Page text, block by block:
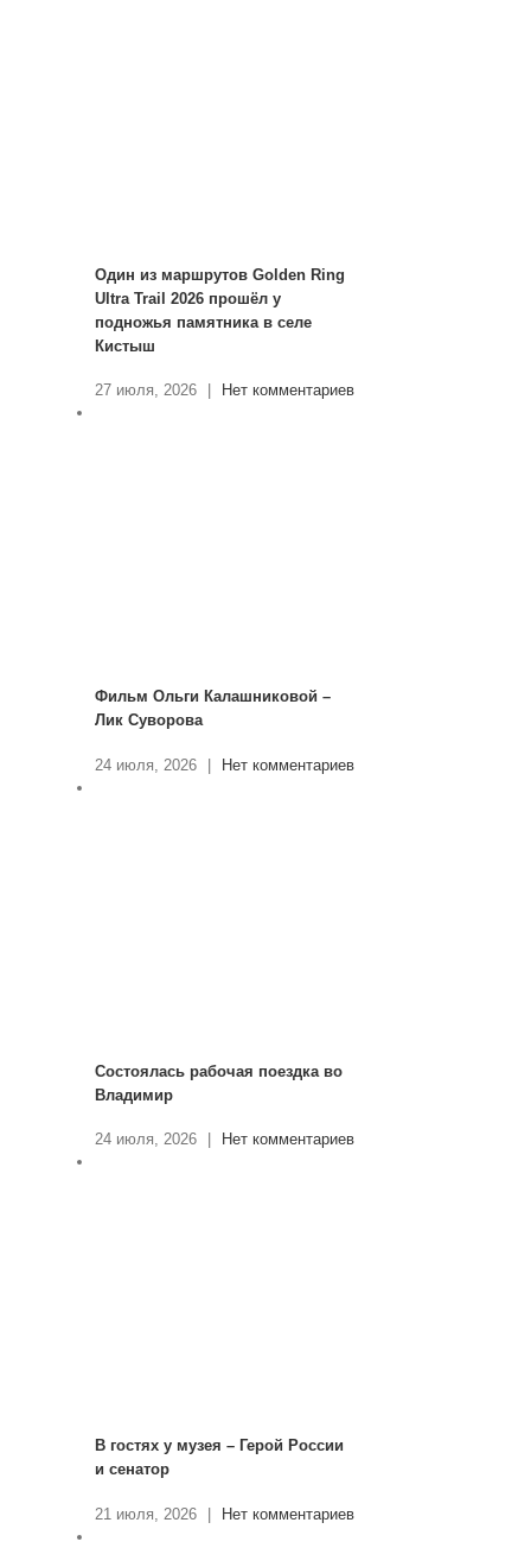
Один из маршрутов Golden Ring
Ultra Trail 2026 прошёл у
подножья памятника в селе
Кистыш
27 июля, 2026 Нет комментариев
Фильм Ольги Калашниковой –
Лик Суворова
24 июля, 2026 | Нет комментариев
Состоялась рабочая поездка во
Владимир
24 июля, 2026 Нет комментариев
В гостях у музея – Герой России
и сенатор
21 июля, 2026 | Нет комментариев